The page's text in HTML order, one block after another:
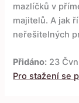
mazlíčků v
majitelů. A jak
neřešitelných
Přidáno: 23
Pro stažení se